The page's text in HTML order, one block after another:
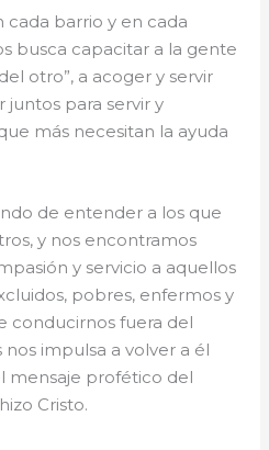
cada barrio y en cada
busca capacitar a la gente
otro”, a acoger y servir
juntos para servir y
más necesitan la ayuda
de entender a los que
y nos encontramos
y servicio a aquellos
pobres, enfermos y
conducirnos fuera del
impulsa a volver a él
mensaje profético del
Cristo.